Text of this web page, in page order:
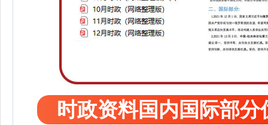
时政资料国内国际部分